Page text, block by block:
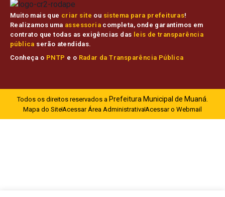
Muito mais que criar site ou sistema para prefeituras!
Realizamos uma assessoria completa, onde garantimos em
contrato que todas as exigências das leis de transparência
pública serão atendidas.
Conheça o PNTP e o Radar da Transparência Pública
Todos os direitos reservados a Prefeitura Municipal de Muaná.
Mapa do SiteAcessar Área Administrativa Acessar o Webmail